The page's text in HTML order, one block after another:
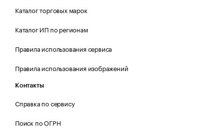
Каталог торговых марок
Каталог ИП по регионам
Правила использования сервиса
Правила использования изображений
Контакты
Справка по сервису
Поиск по ОГРН